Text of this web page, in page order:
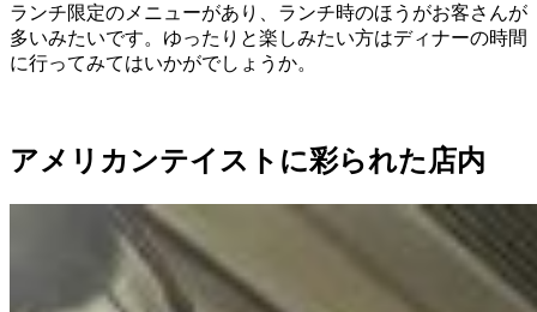
ランチ限定のメニューがあり、ランチ時のほうがお客さんが
多いみたいです。ゆったりと楽しみたい方はディナーの時間
に行ってみてはいかがでしょうか。
アメリカンテイストに彩られた店内